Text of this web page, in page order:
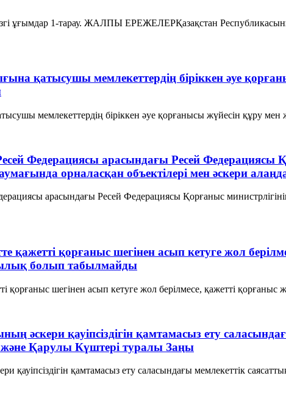
ұғымдар 1-тарау. ЖАЛПЫ ЕРЕЖЕЛЕРҚазақстан
қатысушы мемлекеттердің біріккен әуе
мемлекеттердің біріккен әуе қорғанысы жүйесін құру мен
Федерациясы арасындағы Ресей Федерациясы
орналасқан объектілері мен әскери
арасындағы Ресей Федерациясы Қорғаныс
қажетті қорғаныс шегінен асып кетуге жол
болып табылмайды
қорғаныс шегінен асып кетуге жол берілмесе, қажетті
әскери қауіпсіздігін қамтамасыз ету
Қарулы Күштері туралы Заңы
қауіпсіздігін қамтамасыз ету саласындағы мемлекеттік